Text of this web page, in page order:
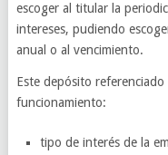
escoger al titular la
intereses, pudiendo
anual o al vencimiento.
Este depósito
funcionamiento:
tipo de interés de la